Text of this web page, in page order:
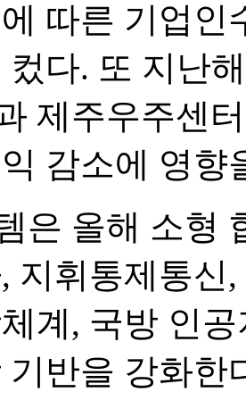
따른 기업인
컸다. 또 지난
제주우주센
감소에 영향
은 올해 소형
지휘통제통신
계, 국방 인
기반을 강화한